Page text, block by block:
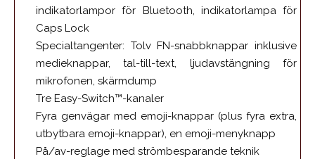
indikatorlampor för Bluetooth, indikatorlampa för
Caps Lock
Specialtangenter: Tolv FN-snabbknappar inklusive
medieknappar, tal-till-text, ljudavstängning för
mikrofonen, skärmdump
Tre Easy-Switch™-kanaler
Fyra genvägar med emoji-knappar (plus fyra extra,
utbytbara emoji-knappar), en emoji-menyknapp
På/av-reglage med strömbesparande teknik